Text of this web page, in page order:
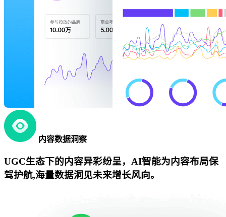
内容数据洞察
UGC生态下的内容异彩纷呈，AI智能为内容布局保
驾护航,海量数据洞见未来增长风向。